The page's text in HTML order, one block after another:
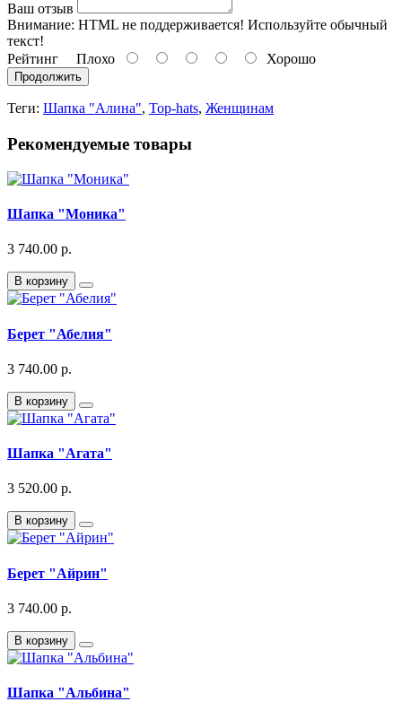
Ваш отзыв
Внимание: HTML не поддерживается! Используйте обычный
текст!
Рейтинг Плохо Хорошо
Продолжить
Теги: Шапка "Алина", Top-hats, Женщинам
Рекомендуемые товары
Шапка "Моника"
3 740.00 р.
В корзину
Берет "Абелия"
3 740.00 р.
В корзину
Шапка "Агата"
3 520.00 р.
В корзину
Берет "Айрин"
3 740.00 р.
В корзину
Шапка "Альбина"